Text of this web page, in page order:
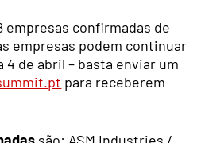
empresas confirmadas de
empresas podem continuar
de abril – basta enviar um
para receberem